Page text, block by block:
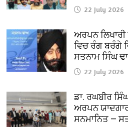
22 July 2026
ਅਰਪਨ ਲਿਖਾਰੀ
ਵਿਚ ਰੰਗ ਬਰੰਗੇ
ਸਤਨਾਮ ਸਿੰਘ
22 July 2026
ਡਾ. ਰਘਬੀਰ
ਅਰਪਨ
ਸਨਮਾਨਿਤ —